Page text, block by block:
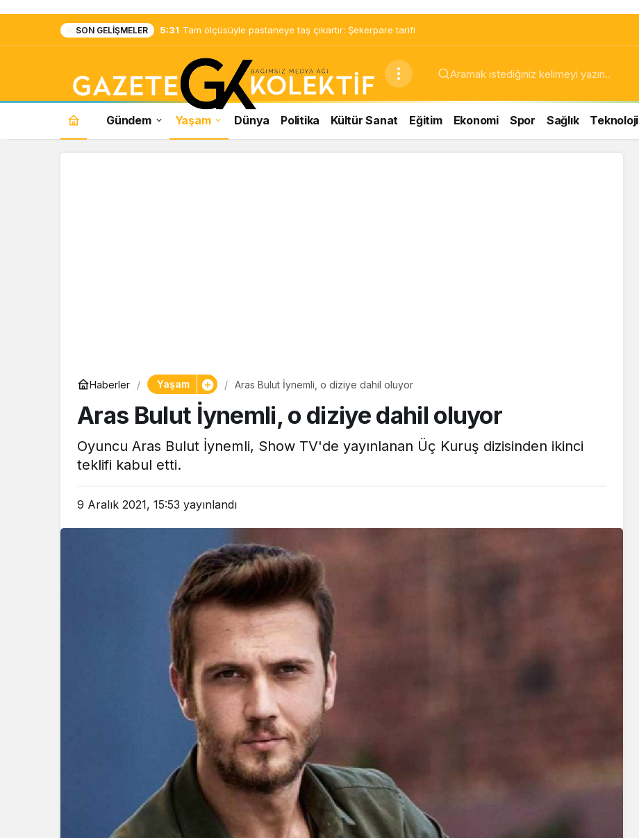
SON GELIŞMELER 5:31 Tam ölçüsüyle pastaneye taş çıkartır: Şekerpare tarifi
Gündem Yaşam Dünya Politika Kültür Sanat Eğitim Ekonomi Spor Sağlık Teknoloji
Haberler Yaşam Aras Bulut İynemli, o diziye dahil oluyor
Aras Bulut İynemli, o diziye dahil oluyor
Oyuncu Aras Bulut İynemli, Show TV'de yayınlanan Üç Kuruş dizisinden ikinci
teklifi kabul etti.
9 Aralık 2021, 15:53 yayınlandı
pastaneye taş çıkartır: